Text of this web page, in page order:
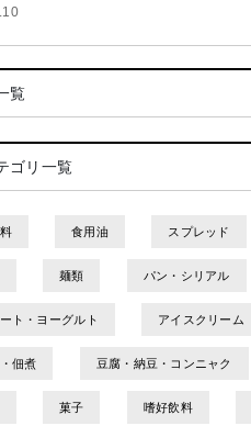
覧
ゴリ一覧
食用油 スプレッド
麺類 パン・シリアル
ト・ヨーグルト アイスクリーム
佃煮 豆腐・納豆・コンニャク
菓子 嗜好飲料